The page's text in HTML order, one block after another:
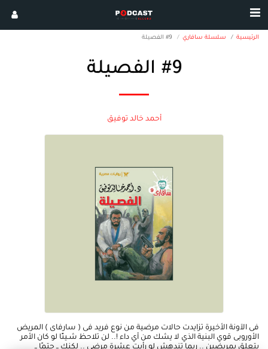
الرئيسية سلسلة سافاري #9 الفصيلة
#9 الفصيلة
أحمد خالد توفيق
فى الآونة الأخيرة تزايدت حالات مرضية من نوع فريد فى ( سارفاى ) المريض
الأوروبى قوي البنية الذي لا يشك من أي داء !.. لن تلاحظ شـيئًا لو كان الأمر
يتعلق بمريضين .. ربما تندهش لو رأيت عشرة مرضى .. لكنك ــ حتمًا ــ